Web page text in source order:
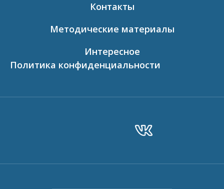
Контакты
Методические материалы
Интересное
Политика конфиденциальности